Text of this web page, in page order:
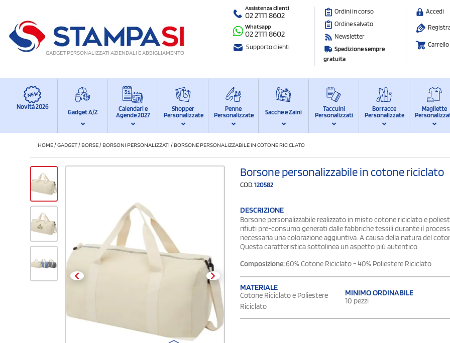
GADGET PERSONALIZZATI AZIENDALI E ABBIGLIAMENTO
Assistenza clienti
02 2111 8602
Whatsapp
02 2111 8602
Supporto clienti
Ordini in corso
Ordine salvato
Newsletter
Spedizione sempre
gratuita
Accedi
Carrello
Novità 2026
Gadget A/Z
Calendari e
Agende 2027
Shopper
Personalizzate
Penne
Personalizzate
Sacche e Zaini
Taccuini
Personalizzati
Borracce
Personalizzate
Magliette
HOME/GADGET/BORSE/BORSONI PERSONALIZZATI /BORSONE PERSONALIZZABILE IN COTONE RICICLATO
Borsone personalizzabile in cotone riciclato
COD. 120582
DESCRIZIONE
Borsone personalizzabile realizzato in misto cotone riciclato e
rifiuti pre-consumo generati dalle fabbriche tessili durante il
necessaria una colorazione aggiuntiva. A causa della natura del
Questa caratteristica sottolinea un aspetto più autentico.
Composizione:60% Cotone Riciclato - 40% Poliestere Riciclato
MATERIALE
Cotone Riciclato e Poliestere
Riciclato
MINIMO ORDINABILE
10 pezzi